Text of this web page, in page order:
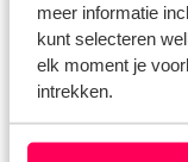
meer informatie
kunt selecteren
elk moment je
intrekken.
Whatsapp